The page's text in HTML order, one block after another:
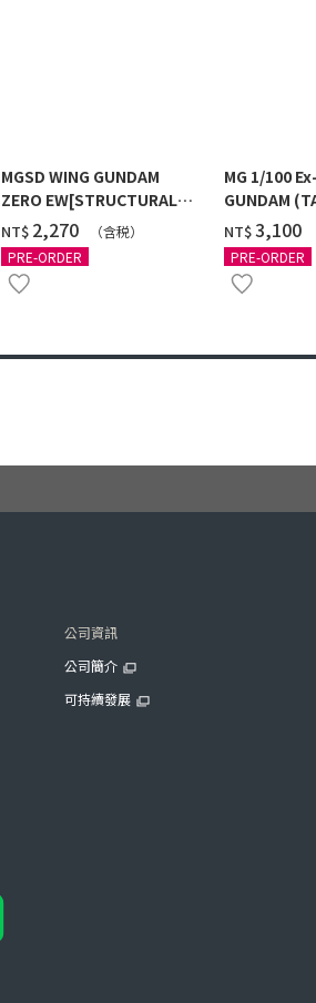
MGSD WING GUNDAM
ZERO EW[STRUCTURAL
COATING/BLACK] [2026年
12月發送]
NT$ ‌2,270
（含税）
PRE-ORDER
MG 1/100
GUNDAM
Ver.) [2026
NT$‌3,100
PRE-ORDER
公司資訊
公司簡介
可持續發展